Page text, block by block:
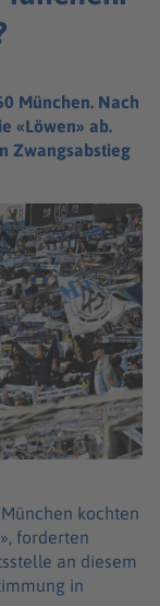
München. Nach
«Löwen» ab.
Zwangsabstieg
kochten
forderten
an diesem
in